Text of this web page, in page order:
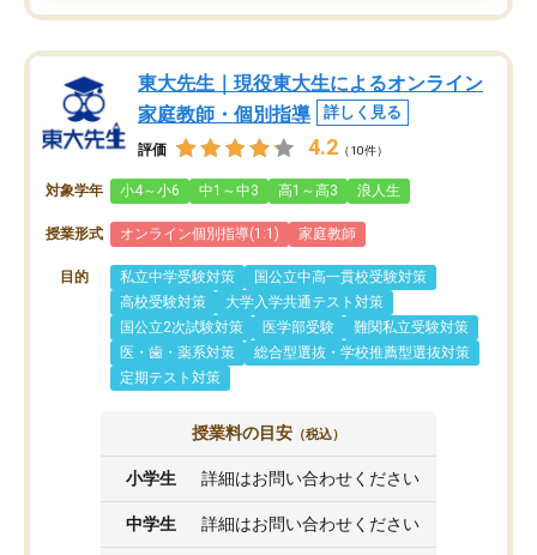
東大先生｜現役東大生によるオンライン
家庭教師・個別指導
詳しく見る
評価 4.2 （10件）
対象学年 小4～小6 中1～中3 高1～高3 浪人生
授業形式 オンライン個別指導(1:1) 家庭教師
目的 私立中学受験対策
国公立中高一貫校受験対策
高校受験対策
大学入学共通テスト対策
国公立2次試験対策
医学部受験
難関私立受験対策
医・歯・薬系対策
総合型選抜・学校推薦型選抜対策
定期テスト対策
授業料の目安 （税込）
小学生 詳細はお問い合わせください
中学生 詳細はお問い合わせください